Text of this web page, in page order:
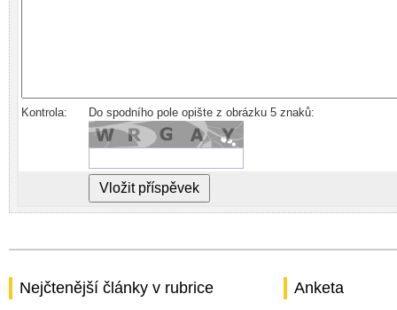
Kontrola: Do spodního pole opište z obrázku 5 znaků:
Nejčtenější články v rubrice Anketa